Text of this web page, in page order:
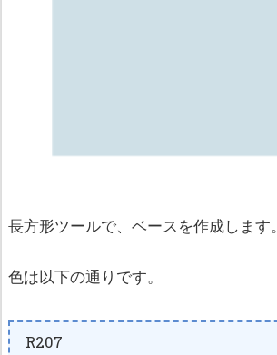
長方形ツールで、ベースを作成します。
色は以下の通りです。
R207